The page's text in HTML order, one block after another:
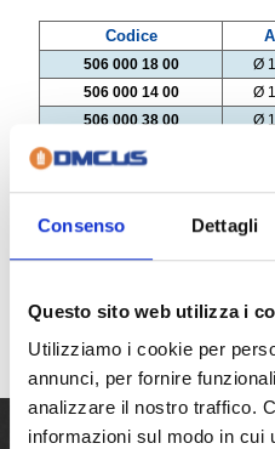
Consenso Dettagli
Questo sito web utilizza i
Utilizziamo i cookie per
annunci, per fornire
analizzare il nostro traffico.
informazioni sul modo in cui